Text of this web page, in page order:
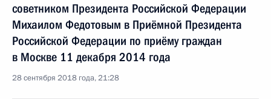
советником Президента Российской Федерации
Михаилом Федотовым в Приёмной Президента
Российской Федерации по приёму граждан
в Москве 11 декабря 2014 года
28 сентября 2018 года, 21:28